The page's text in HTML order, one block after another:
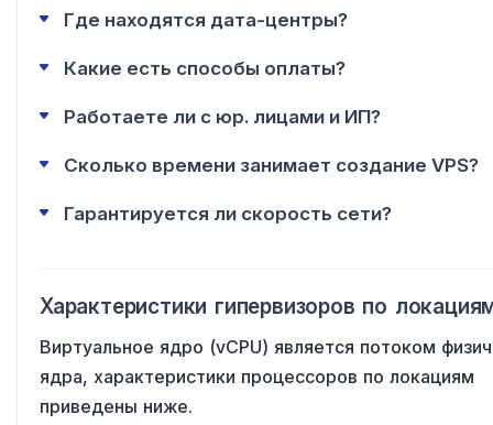
Где находятся дата-центры?
Какие есть способы оплаты?
Работаете ли с юр. лицами и ИП?
Сколько времени занимает создание VPS?
Гарантируется ли скорость сети?
Характеристики гипервизоров по
Виртуальное ядро (vCPU) является потоком
ядра, характеристики процессоров по локациям
приведены ниже.